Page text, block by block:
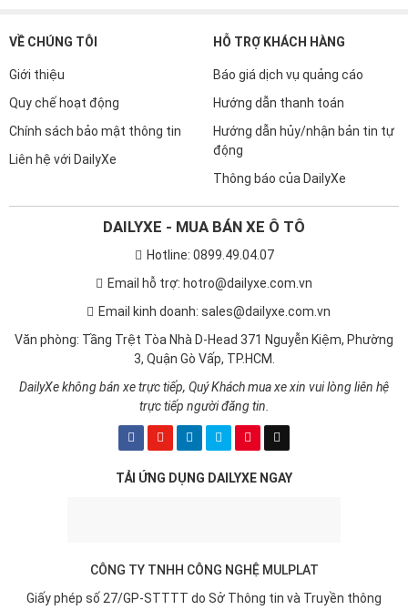
VỀ CHÚNG TÔI
Giới thiệu
Quy chế hoạt động
Chính sách bảo mật thông tin
Liên hệ với DailyXe
HỖ TRỢ KHÁCH HÀNG
Báo giá dịch vụ quảng cáo
Hướng dẫn thanh toán
Hướng dẫn hủy/nhận bản tin tự
động
Thông báo của DailyXe
DAILYXE - MUA BÁN XE Ô TÔ
Hotline: 0899.49.04.07
Email hỗ trợ: hotro@dailyxe.com.vn
Email kinh doanh: sales@dailyxe.com.vn
Văn phòng: Tầng Trệt Tòa Nhà D-Head 371 Nguyễn Kiệm, Phường
3, Quận Gò Vấp, TP.HCM.
DailyXe không bán xe trực tiếp, Quý Khách mua xe xin vui lòng liên hệ
trực tiếp người đăng tin.
TẢI ỨNG DỤNG DAILYXE NGAY
CÔNG TY TNHH CÔNG NGHỆ MULPLAT
Giấy phép số 27/GP-STTTT do Sở Thông tin và Truyền thông